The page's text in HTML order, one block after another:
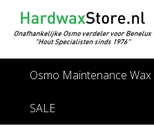
Osmo Maintenance Wax
SALE